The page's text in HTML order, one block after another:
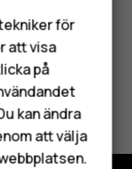
för
att visa
på
kan ändra
att välja